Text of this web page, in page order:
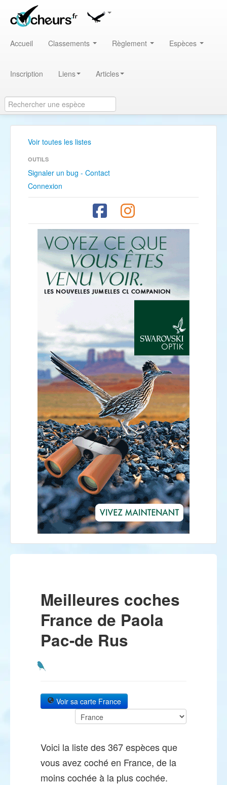
Accueil Classements Règlement Espèces
Inscription Liens Articles
Voir toutes les listes
OUTILS
Signaler un bug - Contact
Connexion
Meilleures coches
France de Paola
Pac-de Rus
Voir sa carte France
Voici la liste des 367 espèces que
vous avez coché en France, de la
moins cochée à la plus cochée.